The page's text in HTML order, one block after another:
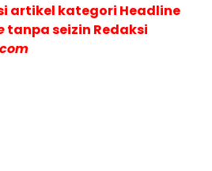
artikel kategori Headline
tanpa seizin Redaksi